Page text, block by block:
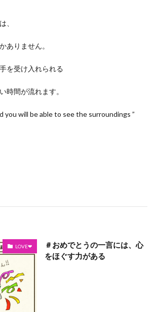
、
ありません。
を受け入れられる
時間が流れます。
you will be able to see the surroundings ”
LOVE❤
＃おめでとうの一言には、心
をほぐす力がある